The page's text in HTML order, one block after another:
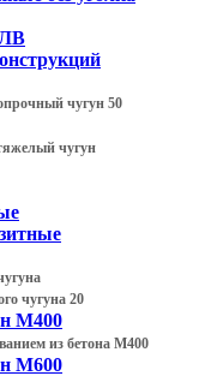
чугун 50
чугун
чугуна 20
М400
из бетона М400
М600